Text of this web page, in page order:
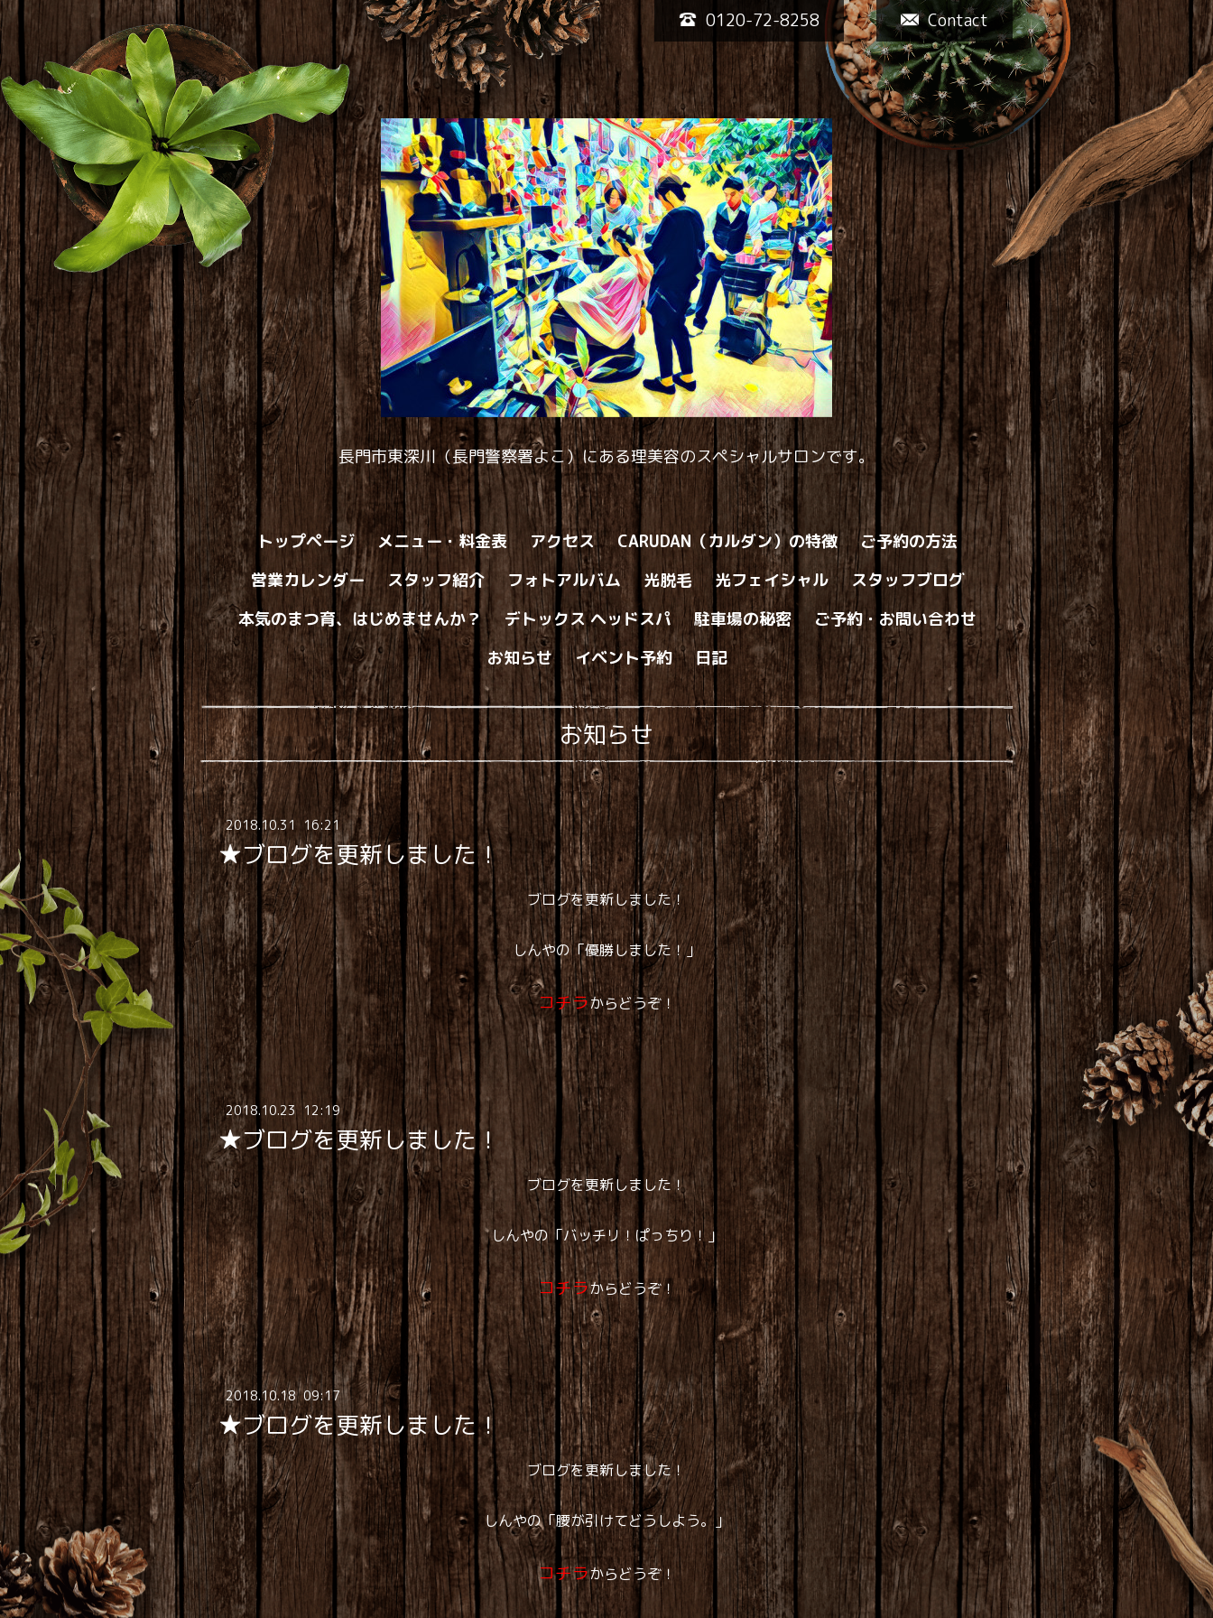
Contact
0120-72-8258
長門市東深川（長門警察署よこ）にある理美容のスペシャルサロンです。
トップページ メニュー・料金表 アクセス CARUDAN（カルダン）の特徴
ご予約の方法
営業カレンダー
スタッフ紹介 フォトアルバム 光脱毛 光フェイシャル
スタッフブログ
本気のまつ育、はじめませんか？
デトックス ヘッドスパ 駐車場の秘密
ご予約・お問い合わせ
お知らせ
イベント予約 日記
お知らせ
2018.10.31 16:21
★ブログを更新しました！
ブログを更新しました！
しんやの「優勝しました！」
コチラからどうぞ！
2018.10.23 12:19
★ブログを更新しました！
ブログを更新しました！
しんやの「バッチリ！ぱっちり！」
コチラからどうぞ！
2018.10.18 09:17
★ブログを更新しました！
ブログを更新しました！
しんやの「腰が引けてどうしよう。」
コチラからどうぞ！